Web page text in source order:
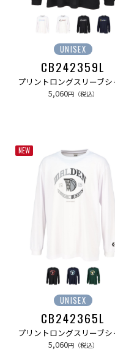
UNISEX
CB242359L
プリントロングスリーブシ
5,060円（税込）
NEW
UNISEX
CB242365L
プリントロングスリーブシ
5,060円（税込）